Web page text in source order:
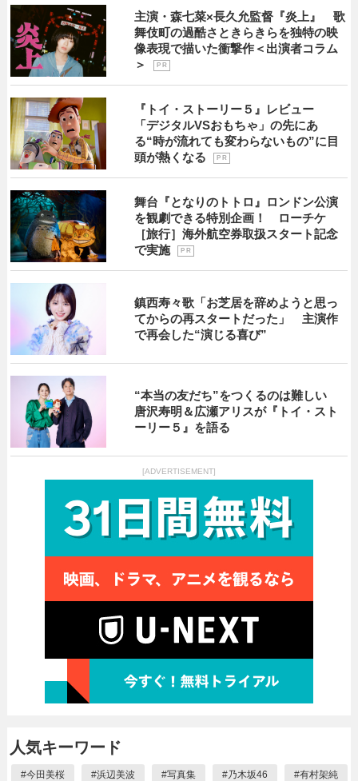
主演・森七菜×長久允監督『炎上』 歌
舞伎町の過酷さときらきらを独特の映
像表現で描いた衝撃作＜出演者コラム
＞
P R
『トイ・ストーリー５』レビュー
「デジタルVSおもちゃ」の先にあ
る“時が流れても変わらないもの”に目
頭が熱くなる
P R
舞台『となりのトトロ』ロンドン公演
を観劇できる特別企画！ ローチケ
［旅行］海外航空券取扱スタート記念
で実施
P R
鎮西寿々歌「お芝居を辞めようと思っ
てからの再スタートだった」 主演作
で再会した“演じる喜び”
“本当の友だち”をつくるのは難しい
唐沢寿明＆広瀬アリスが『トイ・スト
ーリー５』を語る
[ADVERTISEMENT]
人気キーワード
#今田美桜 #浜辺美波 #写真集 #乃木坂46 #有村架純